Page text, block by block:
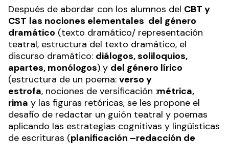
Después de abordar con los alumnos del CBT y
CST las nociones elementales del género
dramático (texto dramático/ representación
teatral, estructura del texto dramático, el
discurso dramático: diálogos, soliloquios,
apartes, monólogos) y del género lírico
(estructura de un poema: verso y
estrofa, nociones de versificación :métrica,
rima y las figuras retóricas, se les propone el
desafío de redactar un guión teatral y poemas
aplicando las estrategias cognitivas y lingüísticas
de escrituras (planificación –redacción de